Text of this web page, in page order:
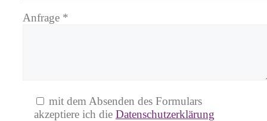
Anfrage *
mit dem Absenden des Formulars
akzeptiere ich die Datenschutzerklärung